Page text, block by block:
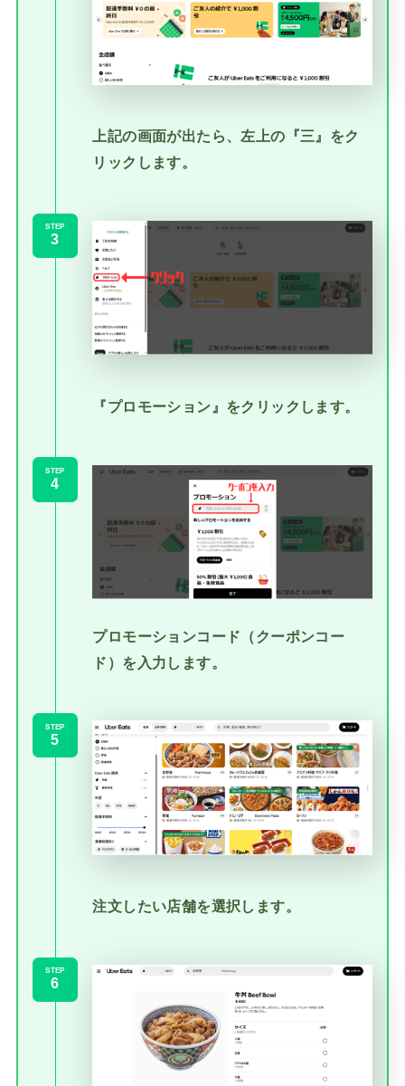
上記の画面が出たら、左上の『三』をク
リックします。
STEP
『プロモーション』をクリックします。
STEP
プロモーションコード（クーポンコー
ド）を入力します。
STEP
注文したい店舗を選択します。
STEP